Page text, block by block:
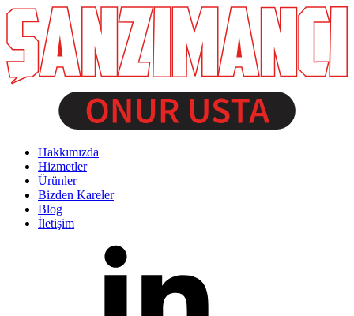
Hakkımızda
Hizmetler
Ürünler
Bizden Kareler
Blog
İletişim